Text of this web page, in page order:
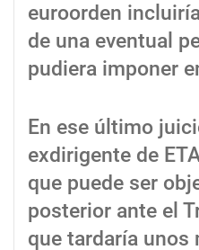
euroorden
de una eventual
pudiera imponer
En ese último
exdirigente de
que puede ser
posterior ante el
que tardaría unos